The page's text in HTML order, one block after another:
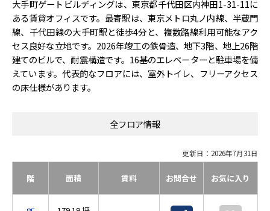
大手町ゲートビルディングは、東京都千代田区内神田1-31-11に
ある賃貸オフィスです。最寄駅は、東京メトロ丸ノ内線、半蔵門
線、千代田線の大手町駅と徒歩4分と、複数路線利用可能なアク
セス良好な立地です。2026年竣工の鉄骨造、地下3階、地上26階
建てのビルで、耐震構造です。16基のエレベーターと駐車場を備
えています。代表的なフロアには、室外トイレ、フリーアクセス
の床仕様があります。
全フロア情報
更新日：2026年7月31日
階 面積 賃料 お問合せ お気に入り